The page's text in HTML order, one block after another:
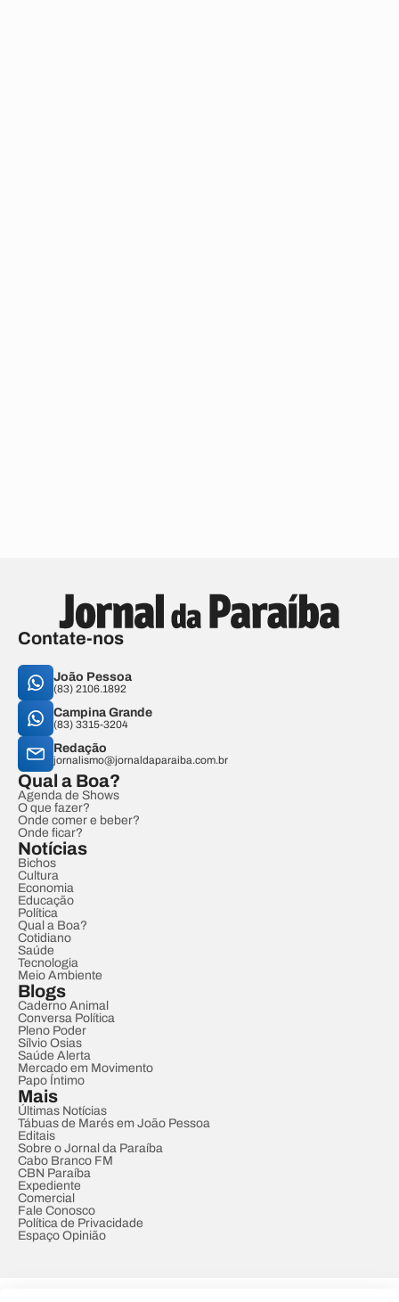
Contate-nos
João Pessoa
(83) 2106.1892
Campina Grande
(83) 3315-3204
Redação
jornalismo@jornaldaparaiba.com.br
Qual a Boa?
Agenda de Shows
O que fazer?
Onde comer e beber?
Onde ficar?
Notícias
Bichos
Cultura
Economia
Educação
Política
Qual a Boa?
Cotidiano
Saúde
Tecnologia
Meio Ambiente
Blogs
Caderno Animal
Conversa Política
Pleno Poder
Sílvio Osias
Saúde Alerta
Mercado em Movimento
Papo Íntimo
Mais
Últimas Notícias
Tábuas de Marés em João Pessoa
Editais
Sobre o Jornal da Paraíba
Cabo Branco FM
CBN Paraíba
Expediente
Comercial
Fale Conosco
Política de Privacidade
Espaço Opinião